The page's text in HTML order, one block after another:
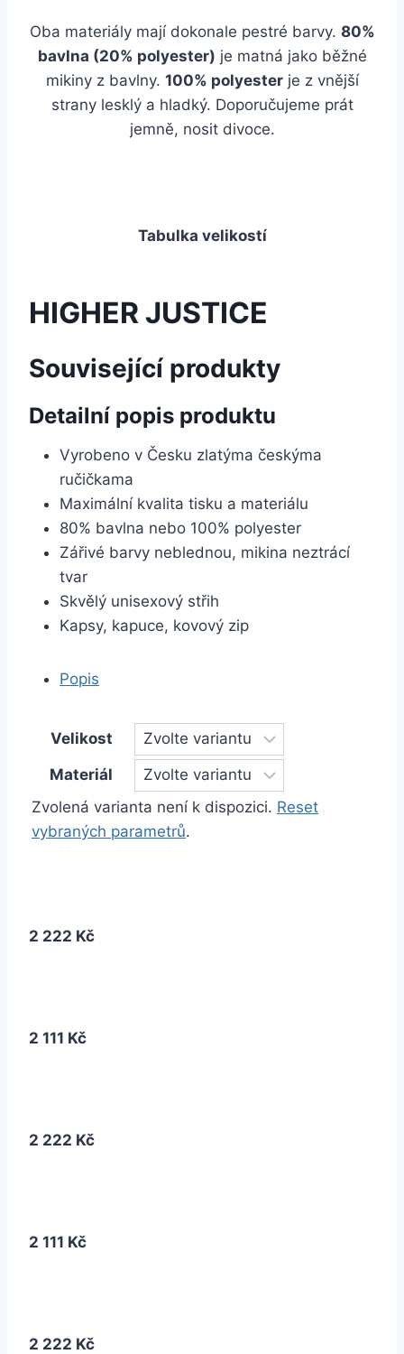
Oba materiály mají dokonale pestré barvy. 80%
bavlna (20% polyester) je matná jako běžné
mikiny z bavlny. 100% polyesterje z vnější
strany lesklý a hladký. Doporučujeme prát
jemně, nosit divoce.
Tabulka velikostí
HIGHER JUSTICE
Související produkty
Detailní popis produktu
Vyrobeno v Česku zlatýma českýma
ručičkama
Maximální kvalita tisku a materiálu
80% bavlna nebo 100% polyester
Zářivé barvy neblednou, mikina neztrácí
tvar
Skvělý unisexový střih
Kapsy, kapuce, kovový zip
Popis
Velikost
Materiál
Zvolená varianta není k dispozici. Reset
vybraných parametrů.
2 222 Kč
2 111 Kč
2 222 Kč
2 111 Kč
2 222 Kč